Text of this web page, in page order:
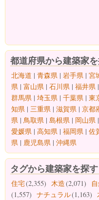
都道府県から建築家
北海道 | 青森県 | 岩手県 | 宮
県 | 富山県 | 石川県 | 福井県 |
群馬県 | 埼玉県 | 千葉県 | 東
知県 | 三重県 | 滋賀県 | 京都
県 | 鳥取県 | 島根県 | 岡山県 |
愛媛県 | 高知県 | 福岡県 | 佐
県 | 鹿児島県 | 沖縄県
タグから建築家を探す
住宅(2,355) 木造(2,071)
(1,557) ナチュラル(1,163)